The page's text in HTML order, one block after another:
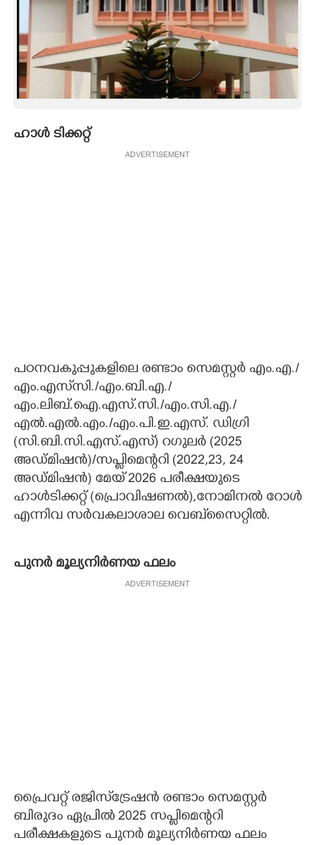
ART
ഹാൾ ടിക്കറ്റ്
ADVERTISEMENT
പഠനവകുപ്പുകളിലെ രണ്ടാം സെമസ്റ്റർ എം.എ./
എം.എസ്‌സി./എം.ബി.എ./
എം.ലിബ്.ഐ.എസ്.സി./എം.സി.എ./
എൽ‌.എൽ.എം./എം.പി.ഇ.എസ്. ഡിഗ്രി
(സി.ബി.സി.എസ്.എസ്)​ റഗുലർ (2025
അഡ്മിഷൻ)​/സപ്ലിമെന്ററി (2022,23, 24
അഡ്മിഷൻ) മേയ് 2026 പരീക്ഷയുടെ
ഹാൾടിക്കറ്റ് (പ്രൊവിഷണൽ),നോമിനൽ റോൾ
എന്നിവ സർവകലാശാല വെബ്‌സൈറ്റിൽ.
പുനർ മൂല്യനിർണയ ഫലം
ADVERTISEMENT
പ്രൈവറ്റ് രജിസ്‌ട്രേഷൻ രണ്ടാം സെമസ്റ്റർ
ബിരുദം ഏപ്രിൽ 2025 സപ്ലിമെന്ററി
പരീക്ഷകളുടെ പുനർ മൂല്യനിർണയ ഫലം